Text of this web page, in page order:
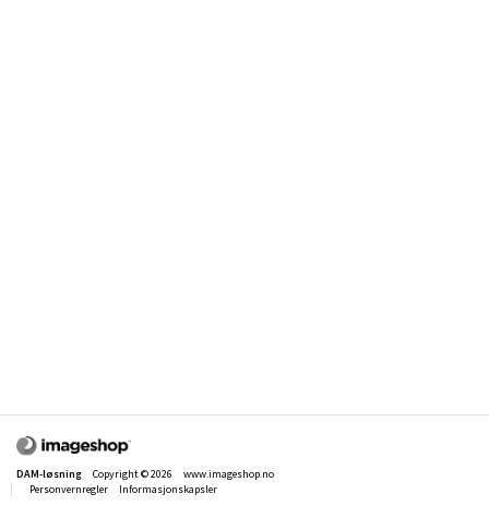
DAM-løsning Copyright © 2026
www.imageshop.no
Personvernregler
Informasjonskapsler